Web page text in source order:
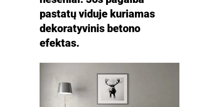
pastatų viduje kuriamas
dekoratyvinis betono
efektas.